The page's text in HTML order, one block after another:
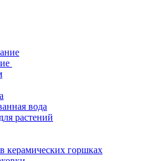
вода
растений
керамических горшках